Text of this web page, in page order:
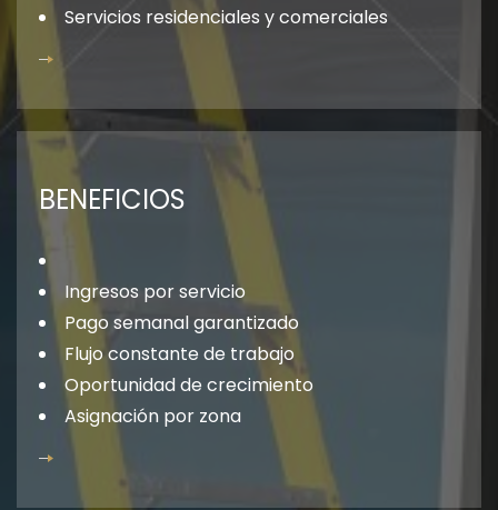
Servicios residenciales y comerciales
BENEFICIOS
Ingresos por servicio
Pago semanal garantizado
Flujo constante de trabajo
Oportunidad de crecimiento
Asignación por zona